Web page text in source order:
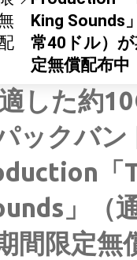
King Sounds
常40ドル）
定無償配布中
した約
ックバン
「
」（
間限定無